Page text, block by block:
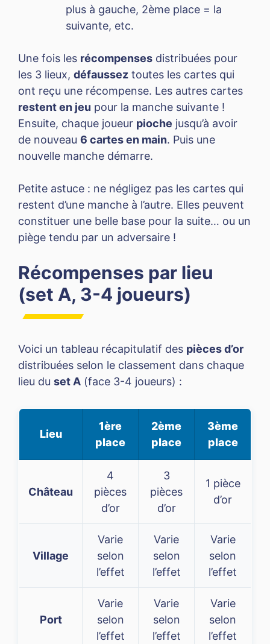
plus à gauche, 2ème place = la
suivante, etc.
Une fois les récompenses distribuées pour
les 3 lieux, défaussez toutes les cartes qui
ont reçu une récompense. Les autres cartes
restent en jeu pour la manche suivante !
Ensuite, chaque joueur pioche jusqu’à avoir
de nouveau 6 cartes en main. Puis une
nouvelle manche démarre.
Petite astuce : ne négligez pas les cartes qui
restent d’une manche à l’autre. Elles peuvent
constituer une belle base pour la suite… ou un
piège tendu par un adversaire !
Récompenses par lieu
(set A, 3-4 joueurs)
Voici un tableau récapitulatif des pièces d’or
distribuées selon le classement dans chaque
lieu du set A (face 3-4 joueurs) :
Lieu
1ère
place
2ème
place
3ème
place
Château
4
pièces
d’or
3
pièces
d’or
1 pièce
d’or
Village
Varie
selon
l’effet
Varie
selon
l’effet
Varie
selon
l’effet
Port
Varie
selon
l’effet
Varie
selon
l’effet
Varie
selon
l’effet